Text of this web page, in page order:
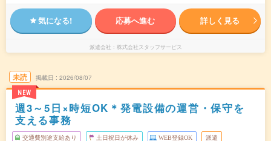
気になる! 応募へ進む 詳しく見る
派遣会社 株式会社スタッフサービス
未読
NEW
掲載日 2026/08/07
週3～5日×時短OK＊発電設備の運営・保守を
支える事務
交通費別途支給あり 土日祝日が休み WEB登録OK 派遣